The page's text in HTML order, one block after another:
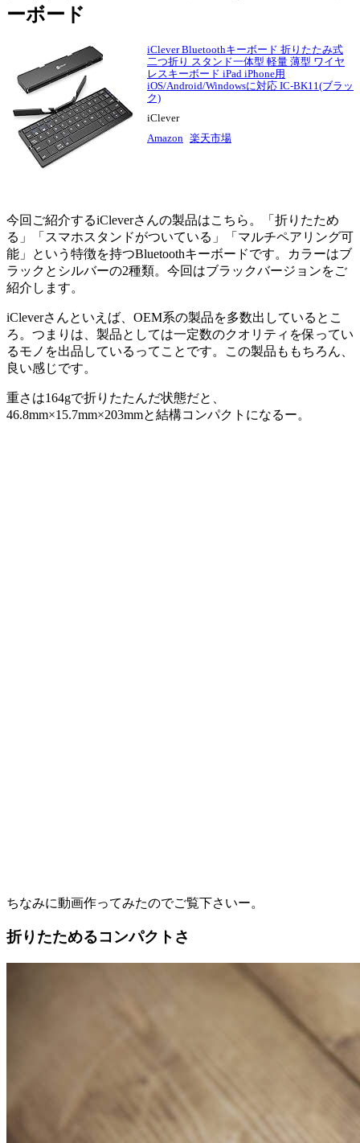
ーボード
iClever Bluetoothキーボード 折りたたみ式
二つ折り スタンド一体型 軽量 薄型 ワイヤ
レスキーボード iPad iPhone用
iOS/Android/Windowsに対応 IC-BK11(ブラッ
ク)
iClever
Amazon 楽天市場
今回ご紹介するiCleverさんの製品はこちら。「折りたため
る」「スマホスタンドがついている」「マルチペアリング可
能」という特徴を持つBluetoothキーボードです。カラーはブ
ラックとシルバーの2種類。今回はブラックバージョンをご
紹介します。
iCleverさんといえば、OEM系の製品を多数出しているとこ
ろ。つまりは、製品としては一定数のクオリティを保ってい
るモノを出品しているってことです。この製品ももちろん、
良い感じです。
重さは164gで折りたたんだ状態だと、
46.8mm×15.7mm×203mmと結構コンパクトになるー。
ちなみに動画作ってみたのでご覧下さいー。
折りたためるコンパクトさ